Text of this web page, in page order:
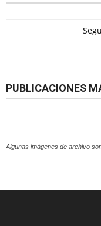
PUBLICACIONES
Algunas imágenes de archivo